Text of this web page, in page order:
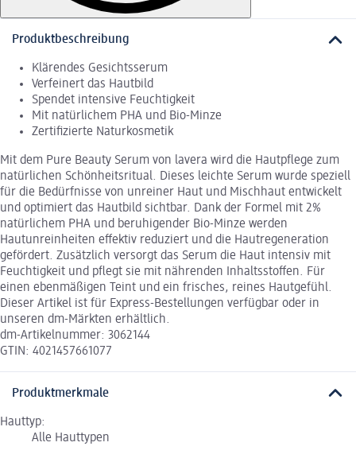
Produktbeschreibung
Klärendes Gesichtsserum
Verfeinert das Hautbild
Spendet intensive Feuchtigkeit
Mit natürlichem PHA und Bio-Minze
Zertifizierte Naturkosmetik
Mit dem Pure Beauty Serum von lavera wird die Hautpflege zum
natürlichen Schönheitsritual. Dieses leichte Serum wurde speziell
für die Bedürfnisse von unreiner Haut und Mischhaut entwickelt
und optimiert das Hautbild sichtbar. Dank der Formel mit 2%
natürlichem PHA und beruhigender Bio-Minze werden
Hautunreinheiten effektiv reduziert und die Hautregeneration
gefördert. Zusätzlich versorgt das Serum die Haut intensiv mit
Feuchtigkeit und pflegt sie mit nährenden Inhaltsstoffen. Für
einen ebenmäßigen Teint und ein frisches, reines Hautgefühl.
Dieser Artikel ist für Express-Bestellungen verfügbar oder in
unseren dm-Märkten erhältlich.
dm-Artikelnummer: 3062144
GTIN: 4021457661077
Produktmerkmale
Hauttyp:
Alle Hauttypen